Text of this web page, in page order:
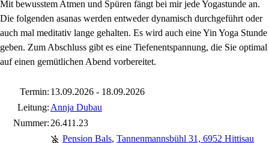
Mit bewusstem Atmen und Spüren fängt bei mir jede Yogastunde an.
Die folgenden asanas werden entweder dynamisch durchgeführt oder
auch mal meditativ lange gehalten. Es wird auch eine Yin Yoga Stunde
geben. Zum Abschluss gibt es eine Tiefenentspannung, die Sie optimal
auf einen gemütlichen Abend vorbereitet.
Termin: 13.09.2026 - 18.09.2026
Leitung: Annja Dubau
Nummer: 26.411.23
Pension Bals, Tannenmannsbühl 31, 6952 Hittisau